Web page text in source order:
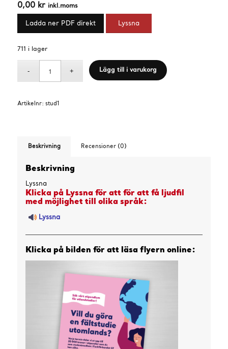
0,00 kr inkl.moms
Ladda ner PDF direkt Lyssna
711 i lager
Lägg till i varukorg
Artikelnr: stud1
Beskrivning Recensioner (0)
Beskrivning
Lyssna
Klicka på Lyssna för att för att få ljudfil
med möjlighet till olika språk:
Lyssna
Klicka på bilden för att läsa flyern online: